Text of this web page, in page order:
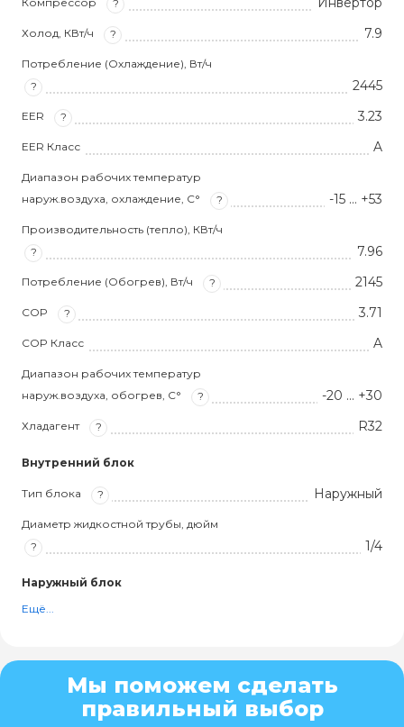
?
Холод, КВт/ч ? 7.9
Потребление (Охлаждение), Вт/ч
?
2445
EER ? 3.23
EER Класс A
Диапазон рабочих температур
наруж.воздуха, охлаждение, С°
? -15 … +53
Производительность (тепло), КВт/ч
?
7.96
Потребление (Обогрев), Вт/ч ? 2145
COP ? 3.71
COP Класс A
Диапазон рабочих температур
наруж.воздуха, обогрев, С°
? -20 … +30
Хладагент ? R32
Внутренний блок
Тип блока ? Наружный
Диаметр жидкостной трубы, дюйм
?
1/4
Наружный блок
Ещё...
Мы поможем сделать
правильный выбор